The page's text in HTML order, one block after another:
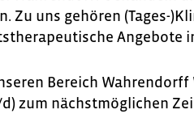
Zu uns gehören (Tages-
Angebote
Bereich
zum nächstmöglichen